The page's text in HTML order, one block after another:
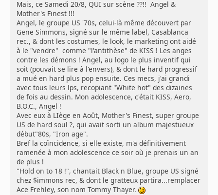
Mais, ce Samedi 20/8, QUI sur scène ??!! Angel &
Mother's Finest !!!
Angel, le groupe US '70s, celui-là même découvert par
Gene Simmons, signé sur le même label, Casablanca
rec., & dont les costumes, le look, le marketing ont aidé
à le "vendre" comme "l'antithèse" de KISS ! Les anges
contre les démons ! Angel, au logo le plus inventif qui
soit (pouvait se lire à l'envers), & dont le hard progressif
a mué en hard plus pop ensuite. Ces mecs, j'ai grandi
avec tous leurs lps, recopiant "White hot" des dizaines
de fois au dessin. Mon adolescence, c'était KISS, Aero,
B.O.C., Angel !
Avec eux à LIège en Août, Mother's Finest, super groupe
US de hard soul ?, qui avait sorti un album majestueux
début"80s, "Iron age".
Bref la coïncidence, si elle existe, m'a définitivement
ramenée à mon adolescence ce soir où je prenais un an
de plus !
"Hold on to 18 !", chantait Black n Blue, groupe US signé
chez $immons rec, & dont le gratteux partira...remplacer
Ace Frehley, son nom Tommy Thayer.